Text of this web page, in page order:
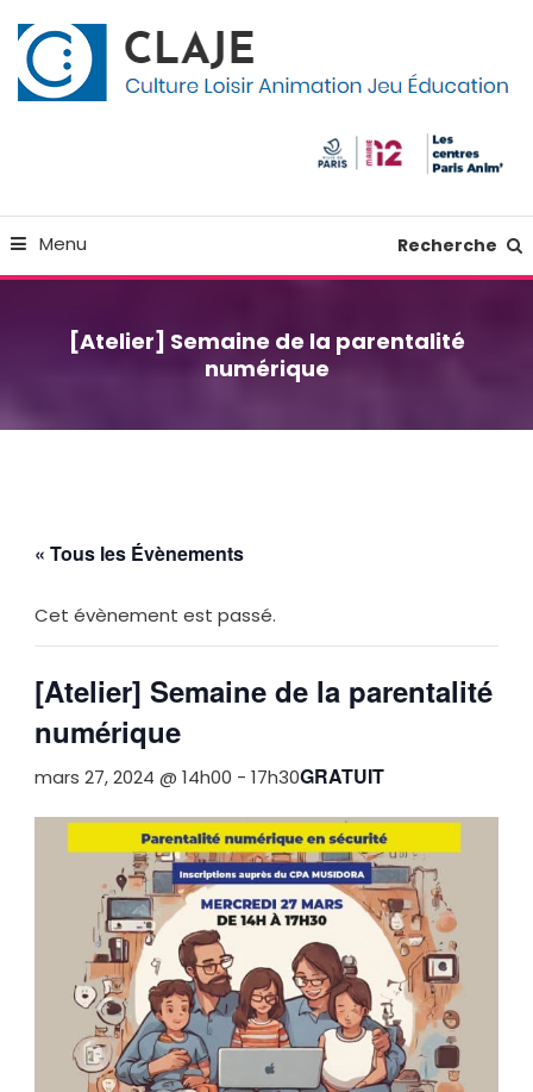
To
Content
Menu Recherche
[Atelier] Semaine de la parentalité
numérique
« Tous les Évènements
Cet évènement est passé.
[Atelier] Semaine de la parentalité
numérique
mars 27, 2024 @ 14h00 - 17h30GRATUIT